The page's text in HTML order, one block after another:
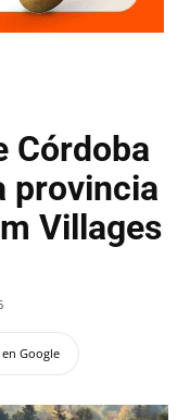
Córdoba
provincia
Villages
Google